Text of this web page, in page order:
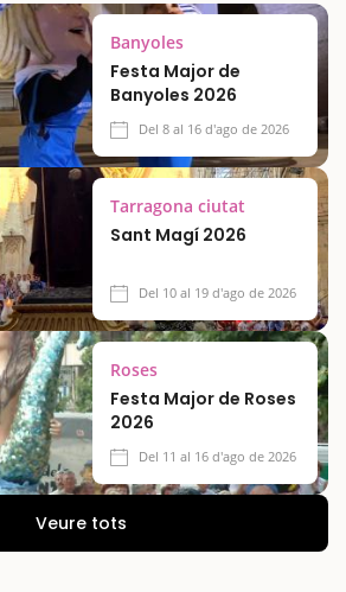
Banyoles
Festa Major de
Banyoles 2026
Del 8 al 16 d'ago de 2026
Tarragona ciutat
Sant Magí 2026
Del 10 al 19 d'ago de 2026
Roses
Festa Major de Roses
2026
Del 11 al 16 d'ago de 2026
Veure tots